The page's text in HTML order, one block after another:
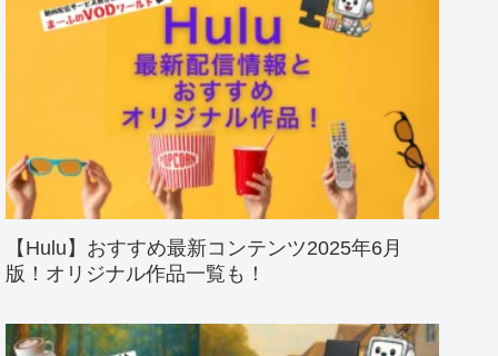
【Hulu】おすすめ最新コンテンツ2025年6月
版！オリジナル作品一覧も！